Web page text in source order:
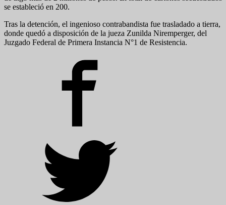
se estableció en 200.
Tras la detención, el ingenioso contrabandista fue trasladado a tierra,
donde quedó a disposición de la jueza Zunilda Niremperger, del
Juzgado Federal de Primera Instancia N°1 de Resistencia.